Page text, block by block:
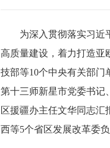
为深入贯彻落实习近
高质量建设，着力打造亚
技部等10个中央有关部门
第十三师新星市党委书记
区援疆办主任文华同志
西等5个省区发展改革委